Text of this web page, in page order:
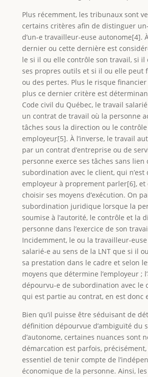
Plus récemment, les tribunaux sont
certains critères afin de distinguer
d’un-e travailleur-euse autonome[4].
dernier ou cette dernière est
le si il ou elle contrôle son travail, si
ses propres outils et si il ou elle peut
ou des pertes. Plus le risque
plus ce dernier critère est
Code civil du Québec, le travail
un contrat de travail où la personne
tâches sous la direction ou le contrôle
employeur[5]. À l’inverse, le travail
par un contrat d’entreprise ou de
personne exerce ses tâches sans lien
subordination avec le client, qui n’est
employeur à proprement parler[6], et
choisir ses moyens d’exécution. On
subordination juridique lorsque la
soumise à l’autorité, le contrôle et la
personne dans l’exercice de son
Incidemment, le ou la travailleur-
salarié-e au sens de la LNT que si il
sa prestation dans le cadre et selon
moyens que détermine l’employeur ;
dépourvu-e de subordination avec le
qui est partie au contrat, en est donc
Bien qu’il puisse être séduisant de
définition dépourvue d’ambiguïté du
d’autonome, certaines nuances sont
démarcation est parfois,
essentiel de tenir compte de
économique de la personne. Ainsi,